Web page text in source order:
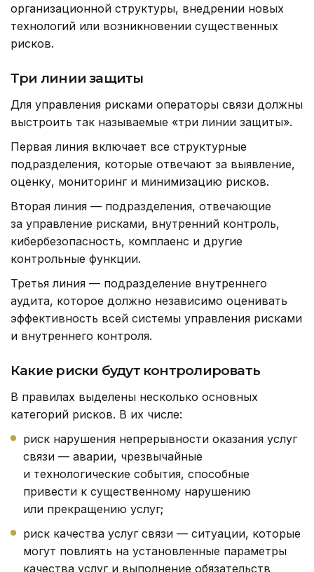
организационной структуры, внедрении новых
технологий или возникновении существенных
рисков.
Три линии защиты
Для управления рисками операторы связи должны
выстроить так называемые «три линии защиты».
Первая линия включает все структурные
подразделения, которые отвечают за выявление,
оценку, мониторинг и минимизацию рисков.
Вторая линия — подразделения, отвечающие
за управление рисками, внутренний контроль,
кибербезопасность, комплаенс и другие
контрольные функции.
Третья линия — подразделение внутреннего
аудита, которое должно независимо оценивать
эффективность всей системы управления рисками
и внутреннего контроля.
Какие риски будут контролировать
В правилах выделены несколько основных
категорий рисков. В их числе:
риск нарушения непрерывности оказания услуг
связи — аварии, чрезвычайные
и технологические события, способные
привести к существенному нарушению
или прекращению услуг;
риск качества услуг связи — ситуации, которые
могут повлиять на установленные параметры
качества услуг и выполнение обязательств